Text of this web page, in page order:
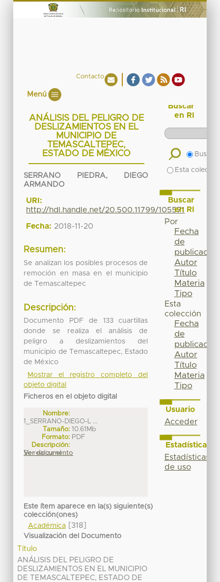
Contacto
Menú
ANÁLISIS DEL PELIGRO DE
DESLIZAMIENTOS EN EL
MUNICIPIO DE
TEMASCALTEPEC,
ESTADO DE MÉXICO
SERRANO PIEDRA, DIEGO
ARMANDO
URI:
http://hdl.handle.net/20.500.11799/105571
Fecha: 2018-11-20
Resumen:
Se analizan los posibles procesos de
remoción en masa en el municipio
de Temascaltepec
Descripción:
Documento PDF de 133 cuartillas
donde se realiza el análisis de
peligro a deslizamientos del
municipio de Temascaltepec, Estado
de México
Mostrar el registro completo del
objeto digital
Ficheros en el objeto digital
Nombre:
1_SERRANO-DIEGO-L ...
Tamaño: 10.61Mb
Formato: PDF
Descripción:
Se realiza el ...
Ver documento
Este ítem aparece en la(s) siguiente(s)
colección(ones)
Académica[318]
Visualización del Documento
Título
ANÁLISIS DEL PELIGRO DE
DESLIZAMIENTOS EN EL MUNICIPIO
DE TEMASCALTEPEC, ESTADO DE
Buscar
en RI
Buscar
Esta
Buscar
en RI
Por
Fecha
de
publicación
Autor
Título
Materia
Tipo
Esta
colección
Fecha
de
publicación
Autor
Título
Materia
Tipo
Usuario
Acceder
Estadísticas
Estadísticas
de uso